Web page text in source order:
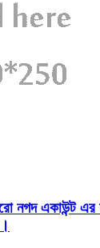
নগদ একাউন্ট